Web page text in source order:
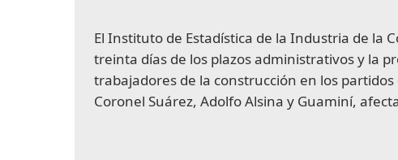
El Instituto de Estadística de la Industria de la
treinta días de los plazos administrativos y la
trabajadores de la construcción en los
Coronel Suárez, Adolfo Alsina y Guaminí,